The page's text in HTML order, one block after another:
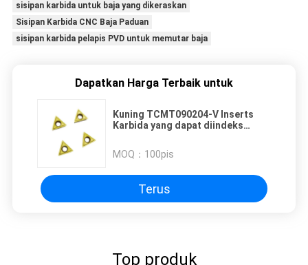
sisipan karbida untuk baja yang dikeraskan
Sisipan Karbida CNC Baja Paduan
sisipan karbida pelapis PVD untuk memutar baja
Dapatkan Harga Terbaik untuk
Kuning TCMT090204-V Inserts
Karbida yang dapat diindeks
MOQ： 100pis
Terus
Top produk